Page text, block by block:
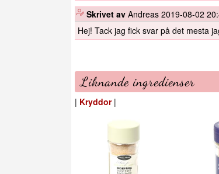
Skrivet av Andreas 2019-08-02
Hej! Tack jag fick svar på det mesta
Liknande ingredienser
| Kryddor|